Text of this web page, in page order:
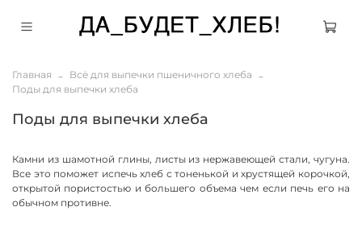
Главная
Всё для выпечки пшеничного хлеба
Поды для выпечки хлеба
Поды для выпечки хлеба
Камни из шамотной глины, листы из нержавеющей стали, чугуна.
Все это поможет испечь хлеб с тоненькой и хрустящей корочкой,
открытой пористостью и большего объема чем если печь его на
обычном противне.